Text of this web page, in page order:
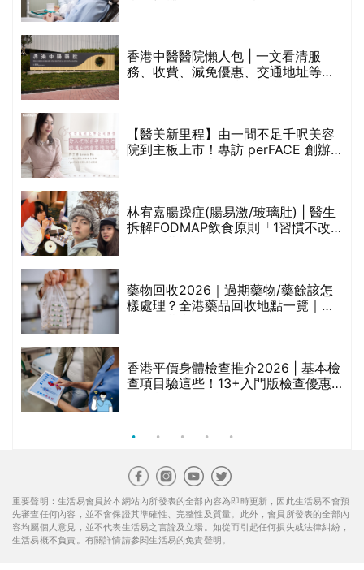
香港中醫醫院懶人包 | 一文看清服
務、收費、減免優惠、交通地址等
【醫美新里程】由一間不足千呎美容
院到主板上市！專訪 perFACE 創辦
林宥嘉腸躁症(腸易激/玻璃肚) | 醫生
拆解FODMAP飲食原則「1習慣不改
藥物回收2026｜過期藥物/藥餘該怎
樣處理？全港藥品回收地點一覽｜屈
香港平價身體檢查推介2026 | 基本檢
查項目驗這些！13+入門版檢查優惠
重要聲明：生活易會員於本網站內所發表的全部內容為即時更新，因此生活易不會預
先審查任何內容，並不會保證其準確性、完整性及質量。此外，會員所發表的全部內
容均屬個人意見，並不代表生活易之言論及立場。如從而引起任何損失或法律糾紛，
生活易概不負責。有關詳情請參閱生活易的免責聲明。